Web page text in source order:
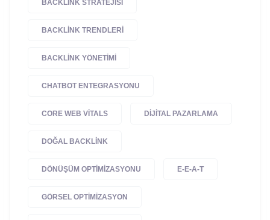
BACKLINK STRATEJISI
BACKLINK TRENDLERI
BACKLINK YÖNETIMI
CHATBOT ENTEGRASYONU
CORE WEB VITALS DIJITAL PAZARLAMA
DOĞAL BACKLINK
DÖNÜŞÜM OPTIMIZASYONU E-E-A-T
GÖRSEL OPTIMIZASYON